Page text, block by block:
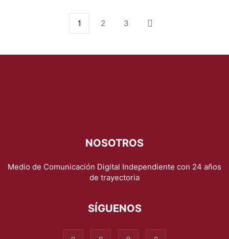
1 2 3
NOSOTROS
Medio de Comunicación Digital Independiente con 24 años
de trayectoria
SÍGUENOS